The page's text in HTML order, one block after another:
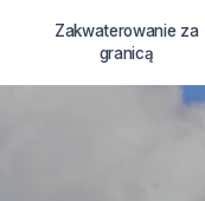
Zakwaterowanie za
granicą